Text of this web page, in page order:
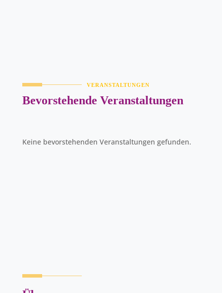
VERANSTALTUNGEN
Bevorstehende Veranstaltungen
Keine bevorstehenden Veranstaltungen gefunden.